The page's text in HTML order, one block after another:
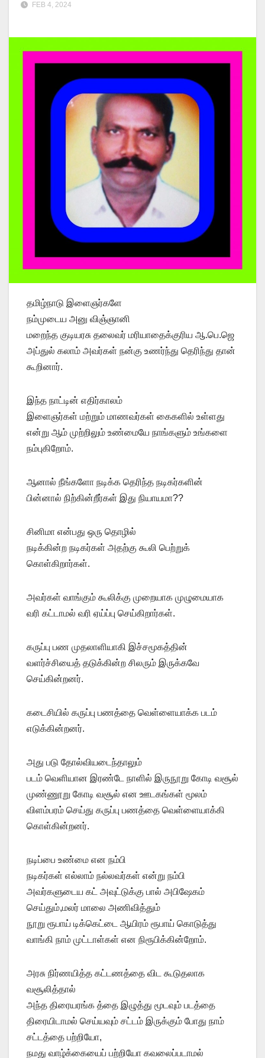
FEB 4, 2024
தமிழ்நாடு இளைஞர்களே
நம்முடைய அனு விஞ்ஞானி
மறைந்த குடியரசு தலைவர் மரியாதைக்குரிய ஆ.பெ.ஜெ
அப்துல் கலாம் அவர்கள் நன்கு உணர்ந்து தெரிந்து தான்
கூறினார்.
இந்த நாட்டின் எதிர்காலம்
இளைஞர்கள் மற்றும் மாணவர்கள் கைகளில் உள்ளது
என்று ஆம் முற்றிலும் உண்மையே நாங்களும் உங்களை
நம்புகிறோம்.
ஆனால் நீங்களோ நடிக்க தெரிந்த நடிகர்களின்
பின்னால் நிற்கின்றீர்கள் இது நியாயமா??
சினிமா என்பது ஒரு தொழில்
நடிக்கின்ற நடிகர்கள் அதற்கு கூலி பெற்றுக்
கொள்கிறார்கள்.
அவர்கள் வாங்கும் கூலிக்கு முறையாக முழுமையாக
வரி கட்டாமல் வரி ஏய்ப்பு செய்கிறார்கள்.
கருப்பு பண முதலாளியாகி இச்சமூகத்தின்
வளர்ச்சியைத் தடுக்கின்ற சிலரும் இருக்கவே
செய்கின்றனர்.
கடைசியில் கருப்பு பணத்தை வெள்ளையாக்க படம்
எடுக்கின்றனர்.
அது படு தோல்வியடைந்தாலும்
படம் வெளியான இரண்டே நாளில் இருநூறு கோடி வசூல்
முண்ணூறு கோடி வசூல் என ஊடகங்கள் மூலம்
விளம்பரம் செய்து கருப்பு பணத்தை வெள்ளையாக்கி
கொள்கின்றனர்.
நடிப்பை உண்மை என நம்பி
நடிகர்கள் எல்லாம் நல்லவர்கள் என்று நம்பி
அவர்களுடைய கட் அவுட்டுக்கு பால் அபிஷேகம்
செய்தும்,மலர் மாலை அணிவித்தும்
நூறு ரூபாய் டிக்கெட்டை ஆயிரம் ரூபாய் கொடுத்து
வாங்கி நாம் முட்டாள்கள் என நிரூபிக்கின்றோம்.
அரசு நிர்ணயித்த கட்டணத்தை விட கூடுதலாக
வசூலித்தால்
அந்த திரையரங்க த்தை இழுத்து மூடவும் படத்தை
திரையிடாமல் செய்யவும் சட்டம் இருக்கும் போது நாம்
சட்டத்தை பற்றியோ,
நமது வாழ்க்கையைப் பற்றியோ கவலைப்படாமல்